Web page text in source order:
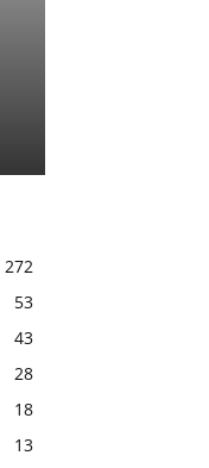
272
53
43
28
18
13